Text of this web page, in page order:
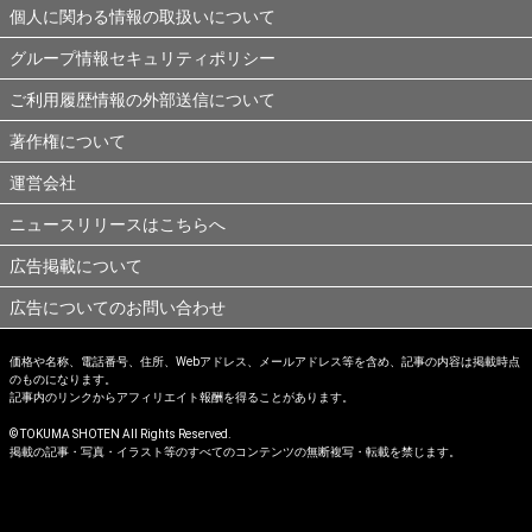
個人に関わる情報の取扱いについて
グループ情報セキュリティポリシー
ご利用履歴情報の外部送信について
著作権について
運営会社
ニュースリリースはこちらへ
広告掲載について
広告についてのお問い合わせ
価格や名称、電話番号、住所、Webアドレス、メールアドレス等を含め、記事の内容は掲載時点
のものになります。
記事内のリンクからアフィリエイト報酬を得ることがあります。
© TOKUMA SHOTEN All Rights Reserved.
掲載の記事・写真・イラスト等のすべてのコンテンツの無断複写・転載を禁じます。